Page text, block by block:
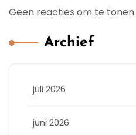
Geen reacties om te tonen.
Archief
juli 2026
juni 2026